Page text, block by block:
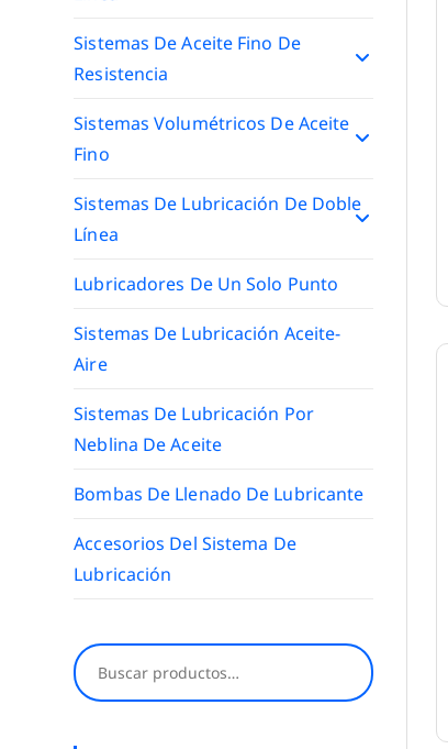
Sistemas De Aceite Fino De
Resistencia
Sistemas Volumétricos De Aceite
Fino
Sistemas De Lubricación De Doble
Línea
Lubricadores De Un Solo Punto
Sistemas De Lubricación Aceite-
Aire
Sistemas De Lubricación Por
Neblina De Aceite
Bombas De Llenado De Lubricante
Accesorios Del Sistema De
Lubricación
Buscar